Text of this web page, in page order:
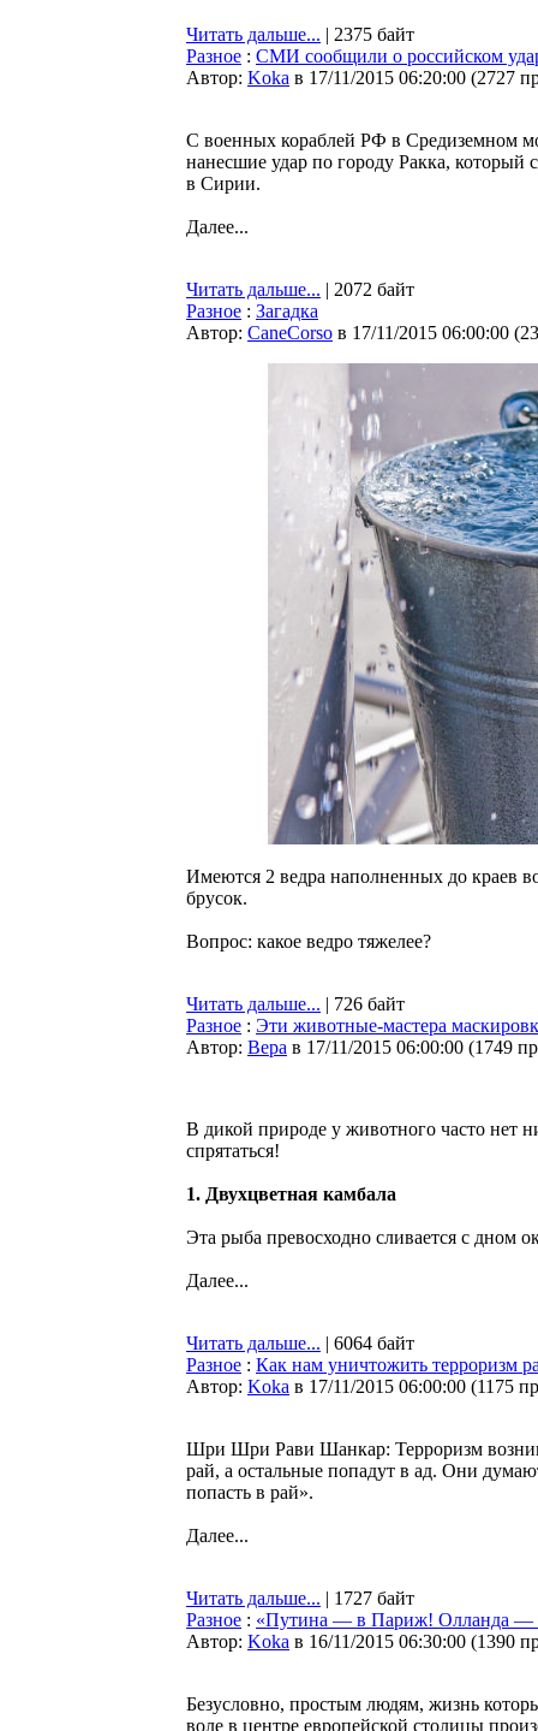
Читать дальше... | 2375 байт
Разное : СМИ сообщили о российском
Автор: Koka в 17/11/2015 06:20:00 (2727
С военных кораблей РФ в Средиземном
нанесшие удар по городу Ракка,
в Сирии.
Далее...
Читать дальше... | 2072 байт
Разное : Загадка
Автор: CaneCorso в 17/11/2015 06:00:00 (
Имеются 2 ведра наполненных до краев
брусок.
Вопрос: какое ведро тяжелее?
Читать дальше... | 726 байт
Разное : Эти животные-мастера
Автор: Bepa в 17/11/2015 06:00:00 (1749
В дикой природе у животного часто нет
спрятаться!
1. Двухцветная камбала
Эта рыба превосходно сливается с дном
Далее...
Читать дальше... | 6064 байт
Разное : Как нам уничтожить терроризм
Автор: Koka в 17/11/2015 06:00:00 (1175
Шри Шри Рави Шанкар: Терроризм
рай, а остальные попадут в ад. Они
попасть в рай».
Далее...
Читать дальше... | 1727 байт
Разное : «Путина — в Париж! Олланда —
Автор: Koka в 16/11/2015 06:30:00 (1390
Безусловно, простым людям, жизнь
воле в центре европейской столицы